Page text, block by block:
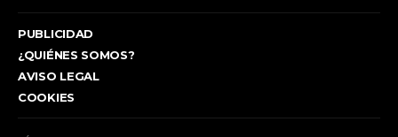
PUBLICIDAD
¿QUIÉNES SOMOS?
AVISO LEGAL
COOKIES